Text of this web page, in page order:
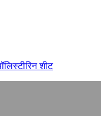
शीट